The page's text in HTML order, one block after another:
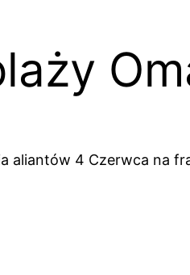
aliantów 4 Czerwca na